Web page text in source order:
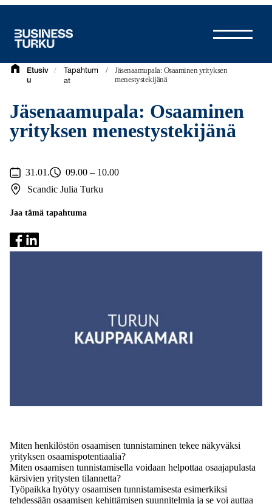
Etusiv
u
/
Tapahtum
at
/
Jäsenaamupala: Osaaminen yrityksen
menestystekijänä
Jäsenaamupala: Osaaminen
yrityksen menestystekijänä
31.01.
09.00 – 10.00
Scandic Julia Turku
Jaa tämä tapahtuma
Miten henkilöstön osaamisen tunnistaminen tekee näkyväksi
yrityksen osaamispotentiaalia?
Miten osaamisen tunnistamisella voidaan helpottaa osaajapulasta
kärsivien yritysten tilannetta?
Työpaikka hyötyy osaamisen tunnistamisesta esimerkiksi
tehdessään osaamisen kehittämisen suunnitelmia ja se voi auttaa